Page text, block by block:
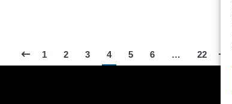
1 2 3 4 5 6 … 22